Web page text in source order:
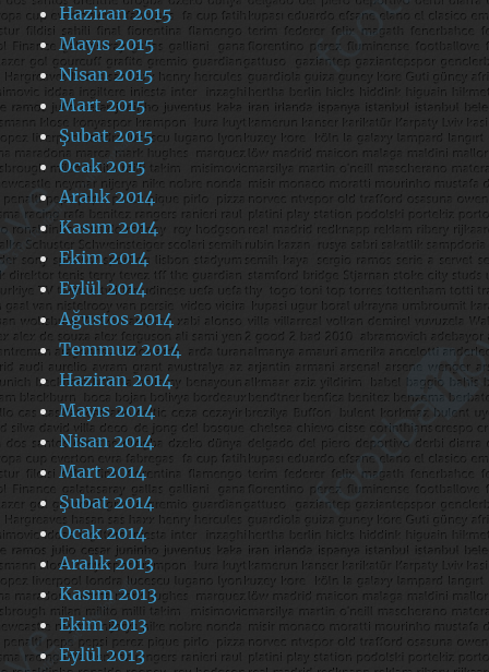
Haziran 2015
Mayıs 2015
Nisan 2015
Mart 2015
Şubat 2015
Ocak 2015
Aralık 2014
Kasım 2014
Ekim 2014
Eylül 2014
Ağustos 2014
Temmuz 2014
Haziran 2014
Mayıs 2014
Nisan 2014
Mart 2014
Şubat 2014
Ocak 2014
Aralık 2013
Kasım 2013
Ekim 2013
Eylül 2013